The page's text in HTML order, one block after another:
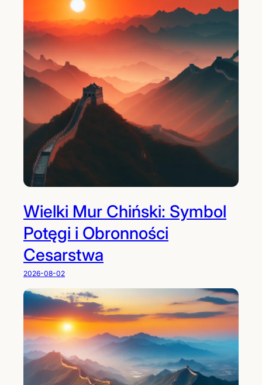
Wielki Mur Chiński: Symbol
Potęgi i Obronności
Cesarstwa
2026-08-02